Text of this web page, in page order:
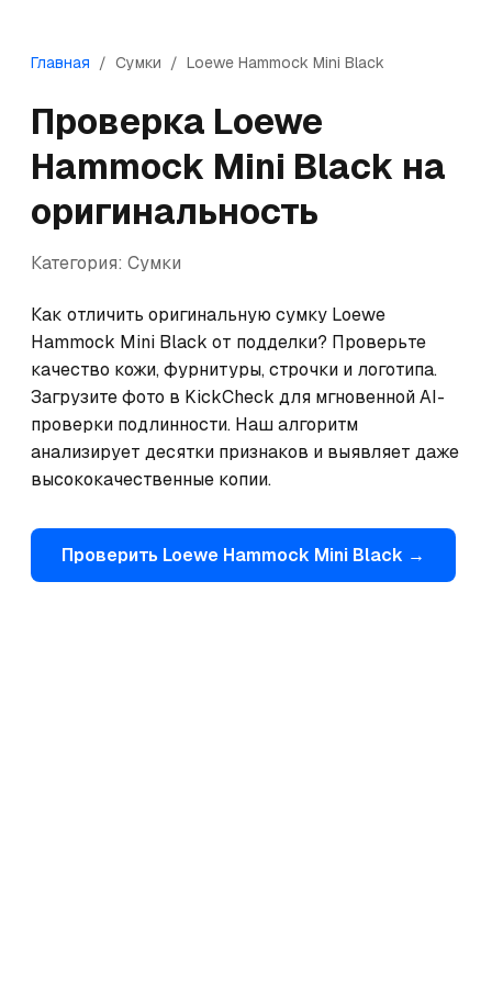
Главная / Сумки / Loewe Hammock Mini Black
Проверка Loewe
Hammock Mini Black на
оригинальность
Категория: Сумки
Как отличить оригинальную сумку Loewe
Hammock Mini Black от подделки? Проверьте
качество кожи, фурнитуры, строчки и логотипа.
Загрузите фото в KickCheck для мгновенной AI-
проверки подлинности. Наш алгоритм
анализирует десятки признаков и выявляет даже
высококачественные копии.
Проверить Loewe Hammock Mini Black →